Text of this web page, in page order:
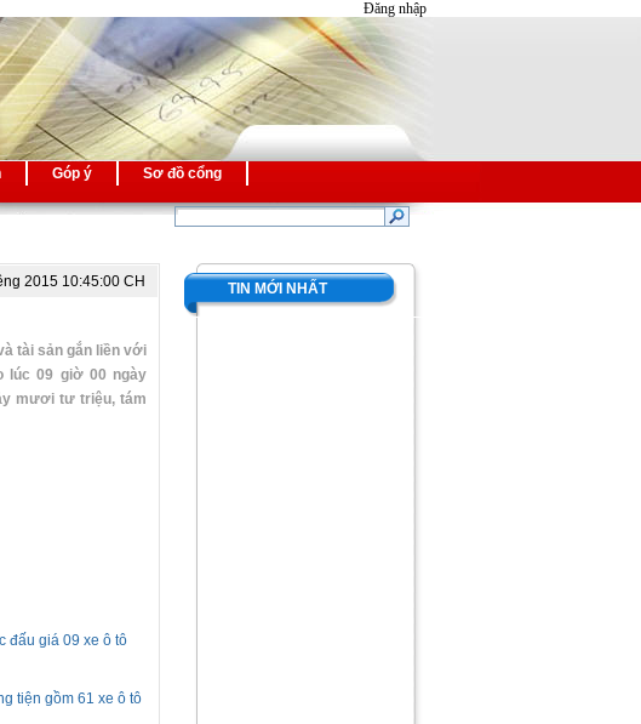
Đăng nhập
Góp ý Sơ đồ cổng
2015 10:45:00 CH
tài sản gắn liền với
lúc 09 giờ 00 ngày
mươi tư triệu, tám
đấu giá 09 xe ô tô
tiện gồm 61 xe ô tô
TIN MỚI NHẤT